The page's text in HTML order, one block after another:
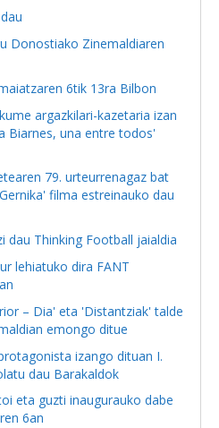
Donostiako Zinemaldiaren
6tik 13ra Bilbon
argazkilari-kazetaria izan
Biarnes, una entre todos'
79. urteurrenagaz bat
filma estreinauko dau
dau Thinking Football jaialdia
lehiatuko dira FANT
– Dia' eta 'Distantziak' talde
emongo ditue
izango dituan I.
dau Barakaldok
eta guzti inaugurauko dabe
6an